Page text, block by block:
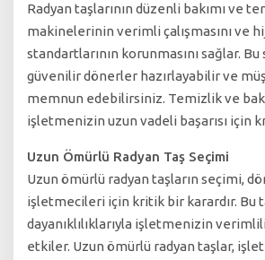
Radyan taşlarının düzenli bakımı ve
makinelerinin verimli çalışmasını ve
standartlarının korunmasını sağlar.
güvenilir dönerler hazırlayabilir ve
memnun edebilirsiniz. Temizlik ve
işletmenizin uzun vadeli başarısı için
Uzun Ömürlü Radyan Taş Seçimi
Uzun ömürlü radyan taşların seçimi,
işletmecileri için kritik bir karardır. Bu
dayanıklılıklarıyla işletmenizin
etkiler. Uzun ömürlü radyan taşlar,